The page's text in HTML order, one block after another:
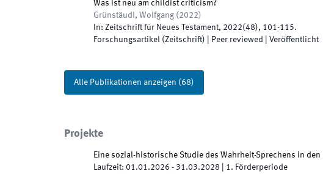
Was ist neu am childist criticism?
Grünstäudl, Wolfgang ( 2022)
In: Zeitschrift für Neues Testament, 2022(48), 101-115.
Forschungsartikel (Zeitschrift) | Peer reviewed Veröffentlicht
Alle Publikationen anzeigen (68)
Projekte
Eine sozial-historische Studie des Wahrheit-Sprechens in den
Laufzeit: 01.01.2026 - 31.03.2028 1. Förderperiode